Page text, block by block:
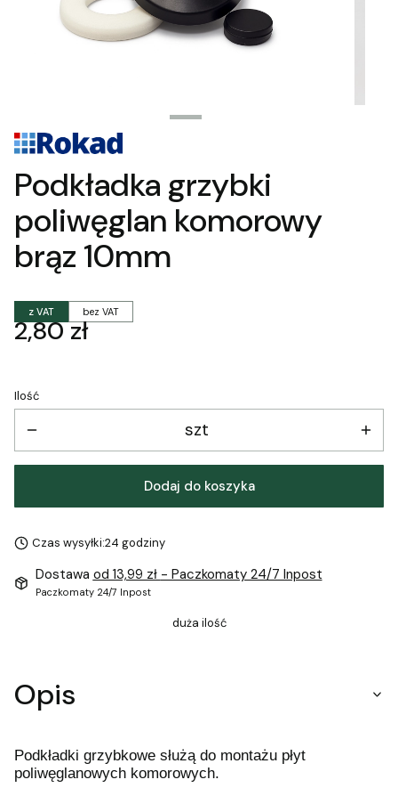
Podkładka grzybki
poliwęglan komorowy
brąz 10mm
z VAT bez VAT
Cena
2,80 zł
Ilość
szt
Dodaj do koszyka
Czas wysyłki:24 godziny
Dostawa od 13,99 zł - Paczkomaty 24/7 Inpost
Paczkomaty 24/7 Inpost
duża ilość
Opis
Podkładki grzybkowe służą do montażu płyt
poliwęglanowych komorowych.